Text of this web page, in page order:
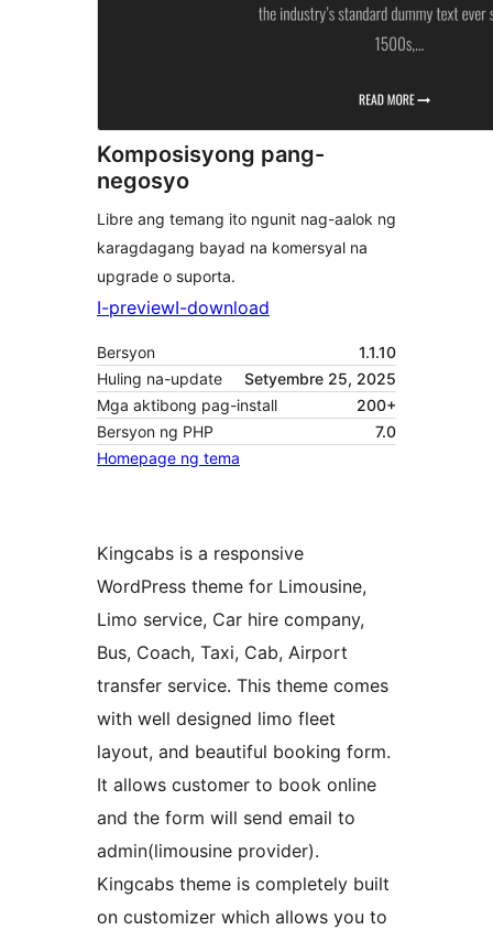
Komposisyong pang-
negosyo
Libre ang temang ito ngunit nag-aalok ng
karagdagang bayad na komersyal na
upgrade o suporta.
I-previewI-download
Bersyon
1.1.10
Huling na-update
Setyembre 25, 2025
Mga aktibong pag-install
200+
Bersyon ng PHP
7.0
Homepage ng tema
Kingcabs is a responsive
WordPress theme for Limousine,
Limo service, Car hire company,
Bus, Coach, Taxi, Cab, Airport
transfer service. This theme comes
with well designed limo fleet
layout, and beautiful booking form.
It allows customer to book online
and the form will send email to
admin(limousine provider).
Kingcabs theme is completely built
on customizer which allows you to